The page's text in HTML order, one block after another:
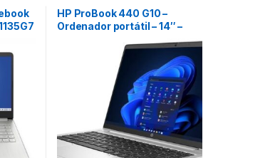
– 1-
HP ProBook 440 G10 –
Ordenador portátil – 14″ –
Intel Core i5 I5-1335U – 16 GB
DDR4 SDRAM – 512 GB SSD –
Sin unidad óptica